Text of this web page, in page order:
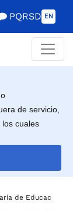
PQRSD EN
de servicio,
cuales
de Educación